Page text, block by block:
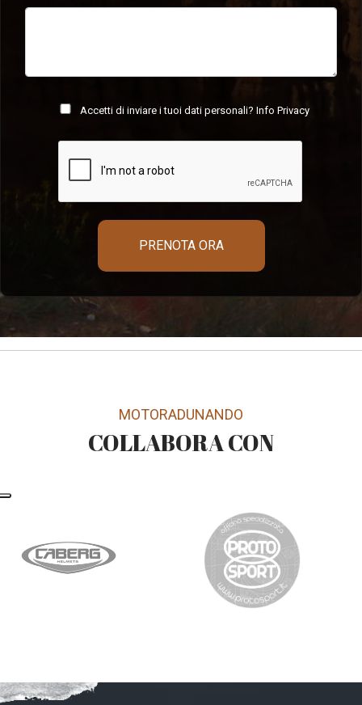
Accetti di inviare i tuoi dati personali? Info Privacy
PRENOTA ORA
MOTORADUNANDO
COLLABORA CON